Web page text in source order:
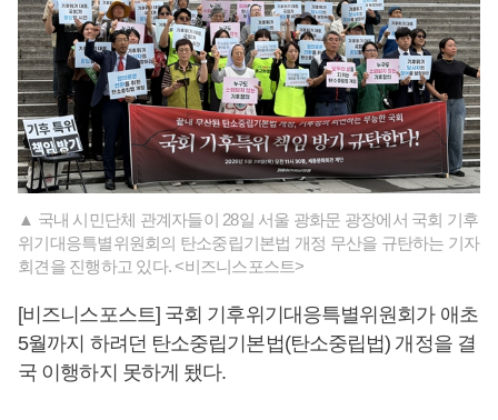
▲ 국내 시민단체 관계자들이 28일 서울 광화문 광장에서 국회 기후
위기대응특별위원회의 탄소중립기본법 개정 무산을 규탄하는 기자
회견을 진행하고 있다. <비즈니스포스트>
[비즈니스포스트] 국회 기후위기대응특별위원회가 애초
5월까지 하려던 탄소중립기본법(탄소중립법) 개정을 결
국 이행하지 못하게 됐다.